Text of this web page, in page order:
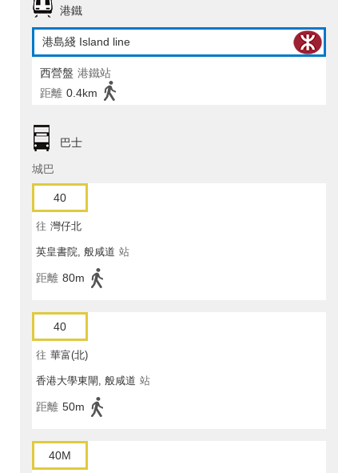
港鐵
港島綫 Island line
西營盤 港鐵站
距離 0.4km
巴士
城巴
40
往 灣仔北
英皇書院, 般咸道 站
距離 80m
40
往 華富(北)
香港大學東閘, 般咸道 站
距離 50m
40M